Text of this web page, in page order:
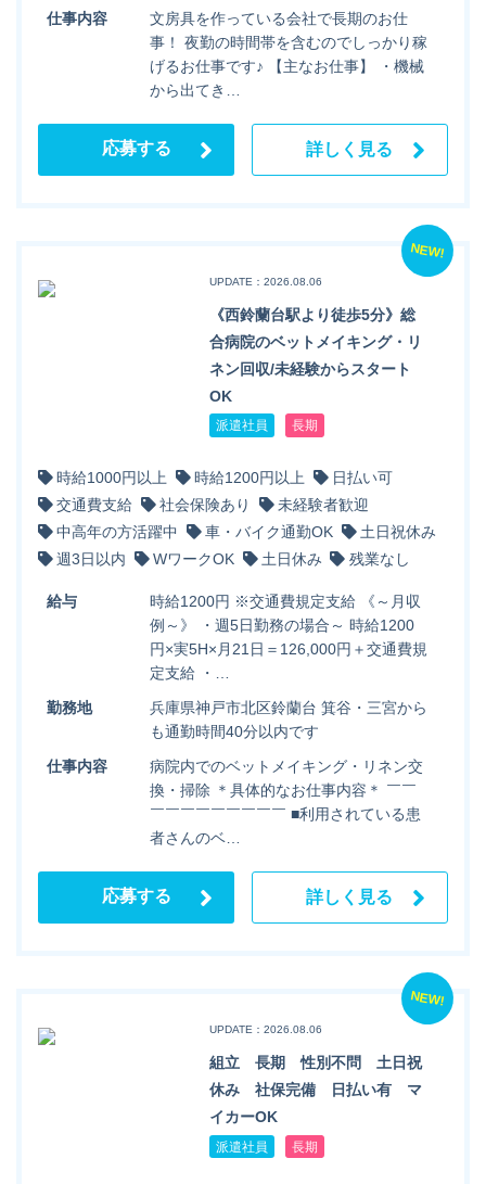
仕事内容
文房具を作っている会社で長期のお仕
事！ 夜勤の時間帯を含むのでしっかり稼
げるお仕事です♪ 【主なお仕事】 ・機械
から出てき…
応募する 詳しく見る
NEW!
UPDATE：2026.08.06
《西鈴蘭台駅より徒歩5分》総
合病院のベットメイキング・リ
ネン回収/未経験からスタート
OK
派遣社員 長期
時給1000円以上 時給1200円以上
日払い可
交通費支給
社会保険あり
未経験者歓迎
中高年の方活躍中
車・バイク通勤OK
土日祝休み
週3日以内
WワークOK 土日休み 残業なし
給与
時給1200円 ※交通費規定支給 《～月収
例～》 ・週5日勤務の場合～ 時給1200
円×実5H×月21日＝126,000円＋交通費規
定支給 ・…
勤務地
兵庫県神戸市北区鈴蘭台 箕谷・三宮から
も通勤時間40分以内です
仕事内容
病院内でのベットメイキング・リネン交
換・掃除 ＊具体的なお仕事内容＊ ￣￣
￣￣￣￣￣￣￣￣￣ ■利用されている患
者さんのベ…
応募する 詳しく見る
NEW!
UPDATE：2026.08.06
組立 長期 性別不問 土日祝
休み 社保完備 日払い有 マ
イカーOK
派遣社員 長期